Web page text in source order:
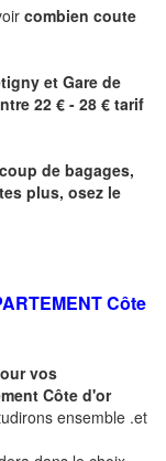
combien coute
et Gare de
22 € - 28 € tarif
de bagages,
plus, osez le
Côte
vos
Côte d'or
ensemble .et